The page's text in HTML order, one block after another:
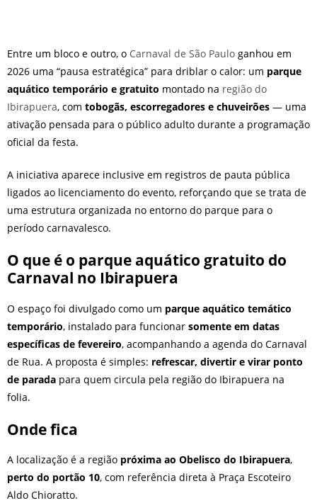
Entre um bloco e outro, o Carnaval de São Paulo ganhou em
2026 uma “pausa estratégica” para driblar o calor: um parque
aquático temporário e gratuito montado na região do
Ibirapuera, com tobogãs, escorregadores e chuveirões — uma
ativação pensada para o público adulto durante a programação
oficial da festa.
A iniciativa aparece inclusive em registros de pauta pública
ligados ao licenciamento do evento, reforçando que se trata de
uma estrutura organizada no entorno do parque para o
período carnavalesco.
O que é o parque aquático gratuito do
Carnaval no Ibirapuera
O espaço foi divulgado como um parque aquático temático
temporário, instalado para funcionar somente em datas
específicas de fevereiro, acompanhando a agenda do Carnaval
de Rua. A proposta é simples: refrescar, divertir e virar ponto
de parada para quem circula pela região do Ibirapuera na
folia.
Onde fica
A localização é a região próxima ao Obelisco do Ibirapuera,
perto do portão 10, com referência direta à Praça Escoteiro
Aldo Chioratto.